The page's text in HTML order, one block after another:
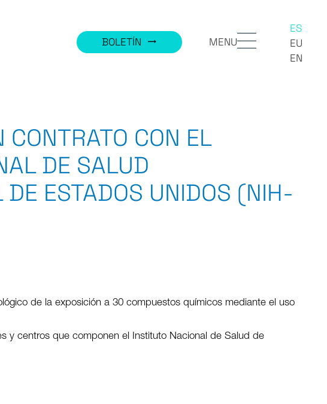
BOLETÍN trending_flat MENU
ES
EU
EN
CON EL
DE SALUD
ESTADOS UNIDOS (NIH-
de la exposición a 30 compuestos químicos mediante el uso
y centros que componen el Instituto Nacional de Salud de